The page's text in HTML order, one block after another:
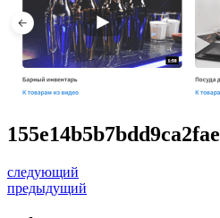
следующий
предыдущий